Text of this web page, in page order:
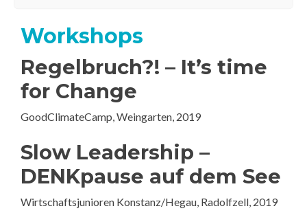
Workshops
Regelbruch?! – It’s time
for Change
GoodClimateCamp, Weingarten, 2019
Slow Leadership –
DENKpause auf dem See
Wirtschaftsjunioren Konstanz/Hegau, Radolfzell, 2019